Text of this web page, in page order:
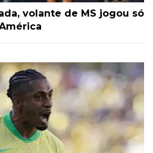
volante de MS jogou só